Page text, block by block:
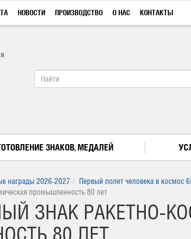
НОВОСТИ ПРОИЗВОДСТВО О НАС КОНТАКТЫ
ЗНАКОВ, МЕДАЛЕЙ
награды 2026-2027
Первый полет человека в космос
промышленность 80 лет
ЗНАК РАКЕТНО-